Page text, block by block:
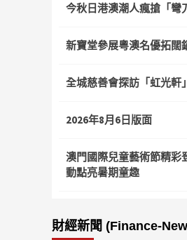
今秋日港澳潮人瘋搶「彎
新寶堂參展粵澳名優拓闊
全城慈善會探訪「虹光軒
2026年8月6日版面
澳門國際兒童藝術節精彩
動點亮暑期童趣
財經新聞 (Finance-